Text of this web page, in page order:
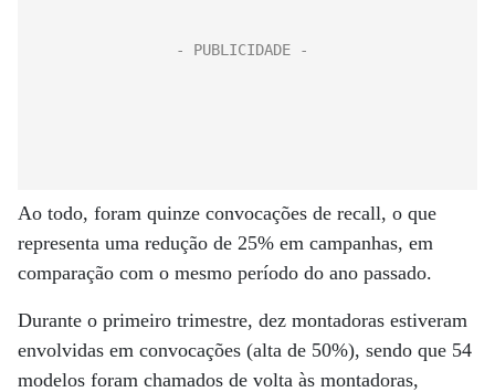
Ao todo, foram quinze convocações de recall, o que
representa uma redução de 25% em campanhas, em
comparação com o mesmo período do ano passado.
Durante o primeiro trimestre, dez montadoras estiveram
envolvidas em convocações (alta de 50%), sendo que 54
modelos foram chamados de volta às montadoras,